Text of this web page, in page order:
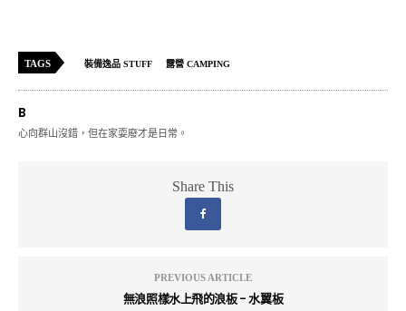
TAGS 裝備逸品 STUFF 露營 CAMPING
B
心向群山沒錯，但在家耍廢才是日常。
Share This
PREVIOUS ARTICLE
無浪照樣水上飛的浪板 - 水翼板